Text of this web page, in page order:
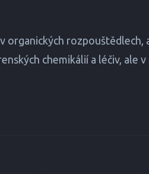
organických rozpouštědlech,
chemikálií a léčiv, ale v